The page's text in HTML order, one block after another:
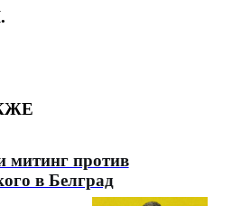
митинг против
в Белград